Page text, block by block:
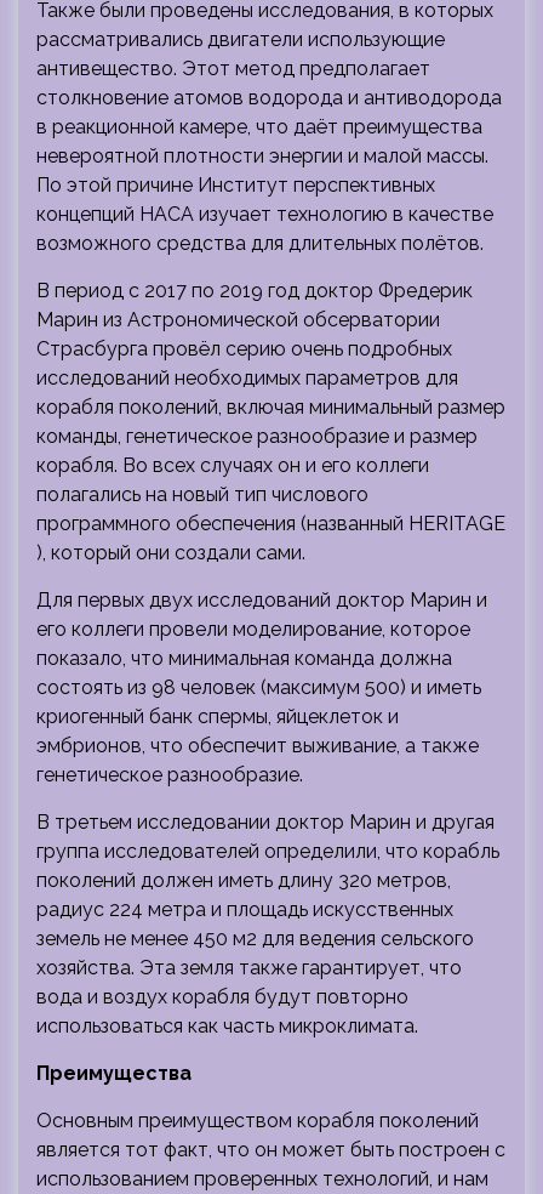
Также были проведены исследования, в которых
рассматривались двигатели использующие
антивещество. Этот метод предполагает
столкновение атомов водорода и антиводорода
в реакционной камере, что даёт преимущества
невероятной плотности энергии и малой массы.
По этой причине Институт перспективных
концепций НАСА изучает технологию в качестве
возможного средства для длительных полётов.
В период с 2017 по 2019 год доктор Фредерик
Марин из Астрономической обсерватории
Страсбурга провёл серию очень подробных
исследований необходимых параметров для
корабля поколений, включая минимальный размер
команды, генетическое разнообразие и размер
корабля. Во всех случаях он и его коллеги
полагались на новый тип числового
программного обеспечения (названный HERITAGE
), который они создали сами.
Для первых двух исследований доктор Марин и
его коллеги провели моделирование, которое
показало, что минимальная команда должна
состоять из 98 человек (максимум 500) и иметь
криогенный банк спермы, яйцеклеток и
эмбрионов, что обеспечит выживание, а также
генетическое разнообразие.
В третьем исследовании доктор Марин и другая
группа исследователей определили, что корабль
поколений должен иметь длину 320 метров,
радиус 224 метра и площадь искусственных
земель не менее 450 м2 для ведения сельского
хозяйства. Эта земля также гарантирует, что
вода и воздух корабля будут повторно
использоваться как часть микроклимата.
Преимущества
Основным преимуществом корабля поколений
является тот факт, что он может быть построен с
использованием проверенных технологий, и нам